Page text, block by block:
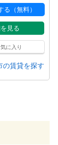
る（無料）
見る
に入り
の賃貸を探す